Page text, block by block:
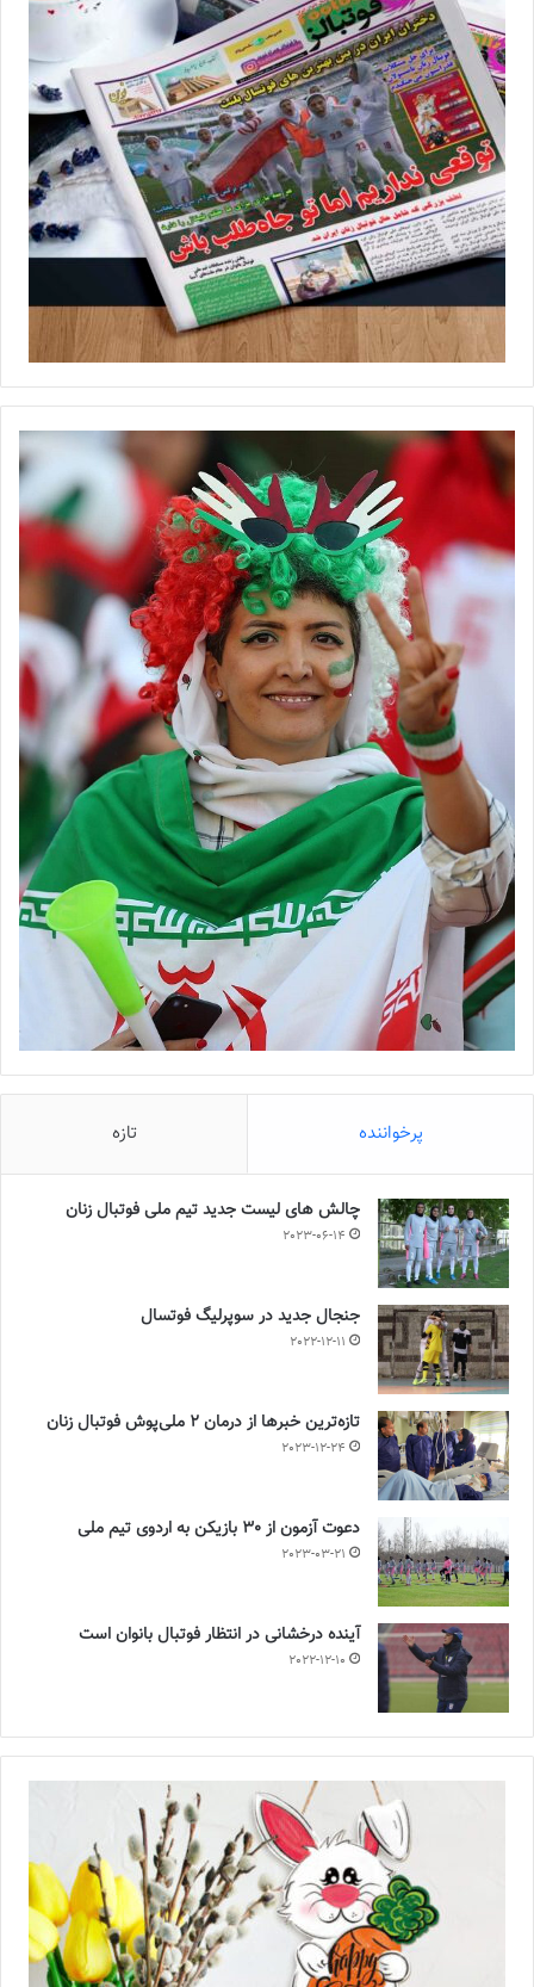
پرخواننده تازه
چالش هاى ليست جدید تيم ملى فوتبال زنان
2023-06-14
جنجال جدید در سوپرلیگ فوتسال
2022-12-11
تازه‌ترین خبرها از درمان ۲ ملی‌پوش فوتبال زنان
2023-12-24
دعوت آزمون از 30 بازیکن به اردوی تیم ملی
2023-03-21
آینده درخشانی در انتظار فوتبال بانوان است
2022-12-10